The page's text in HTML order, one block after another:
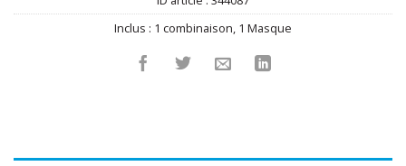
Inclus : 1 combinaison, 1 Masque